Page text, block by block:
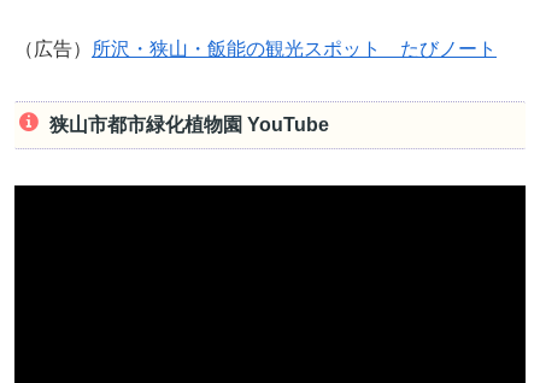
（広告） 所沢・狭山・飯能の観光スポット たびノート
狭山市都市緑化植物園 YouTube